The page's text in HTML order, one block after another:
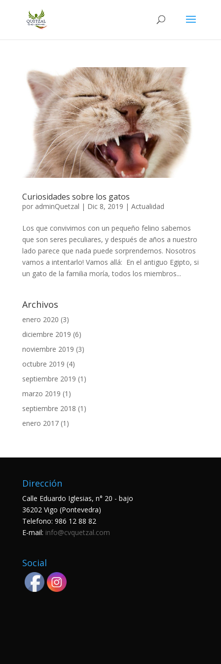
Curiosidades sobre los gatos
por adminQuetzal | Dic 8, 2019 | Actualidad
Los que convivimos con un pequeño felino sabemos
que son seres peculiares, y después de años a nuestro
lado parece que nada puede sorprendernos. Nosotros
vamos a intentarlo! Vamos allá: En el antiguo Egipto, si
un gato de la familia moría, todos los miembros...
Archivos
enero 2020 (3)
diciembre 2019 (6)
noviembre 2019 (3)
octubre 2019 (4)
septiembre 2019 (1)
marzo 2019 (1)
septiembre 2018 (1)
enero 2017(1)
Dirección
Calle Eduardo Iglesias, n° 20 - bajo
36202 Vigo (Pontevedra)
Telefono: 986 12 88 82
E-mail: info@cvquetzal.com
Social